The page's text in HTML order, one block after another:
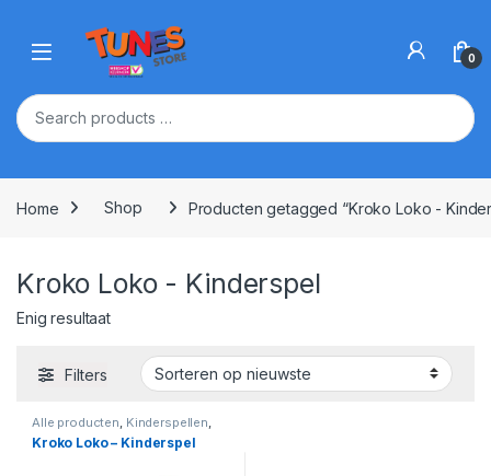
Open 0
Home Shop Producten getagged “Kroko Loko -
Kroko Loko - Kinderspel
Enig resultaat
Filters
Alle producten, Kinderspellen,
Spellen
Kroko Loko – Kinderspel